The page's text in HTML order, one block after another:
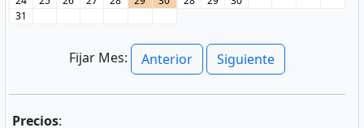
31
Fijar Mes: Anterior Siguiente
Precios: